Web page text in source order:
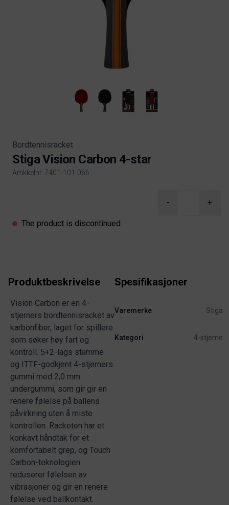
Bordtennisracket
Stiga Vision Carbon 4-star
Artikkelnr. 7401-101-066
- +
The product is discontinued
Produktbeskrivelse
Vision Carbon er en 4-
stjerners bordtennisracket av
karbonfiber, laget for spillere
som søker høy fart og
kontroll. 5+2-lags stamme
og ITTF-godkjent 4-stjerners
gummi med 2,0 mm
undergummi, som gir gir en
renere følelse på ballens
påvirkning uten å miste
kontrollen. Racketen har et
konkavt håndtak for et
komfortabelt grep, og Touch
Carbon-teknologien
reduserer følelsen av
vibrasjoner og gir en renere
følelse ved ballkontakt.
Spesifikasjoner
Varemerke Stiga
Kategori 4-stjerne